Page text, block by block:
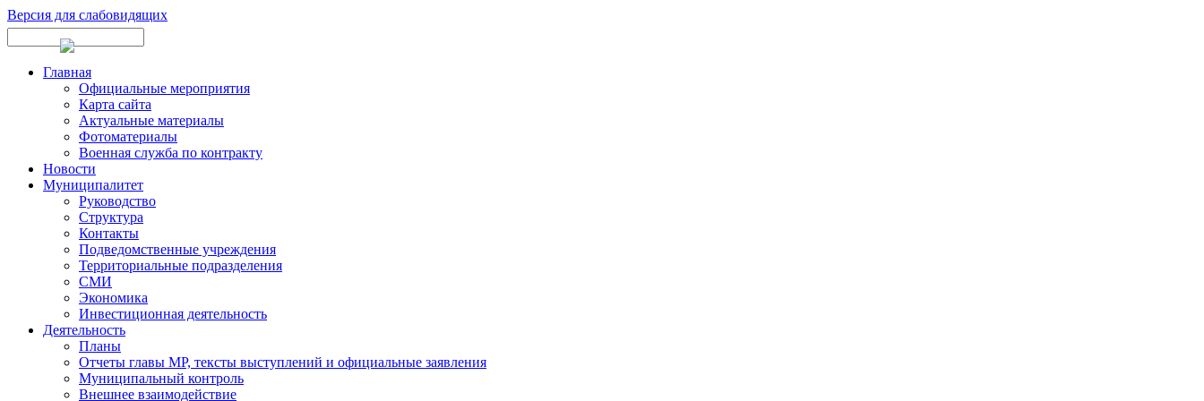
Версия для слабовидящих
Главная
Официальные мероприятия
Карта сайта
Актуальные материалы
Фотоматериалы
Военная служба по контракту
Новости
Муниципалитет
Руководство
Структура
Контакты
Подведомственные учреждения
Территориальные подразделения
СМИ
Экономика
Инвестиционная деятельность
Деятельность
Планы
Отчеты главы МР, тексты выступлений и официальные заявления
Муниципальный контроль
Внешнее взаимодействие